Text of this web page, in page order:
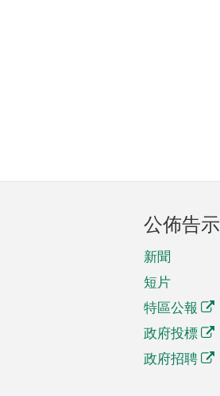
公佈告示
新聞
短片
特區公報
政府投標
政府招聘